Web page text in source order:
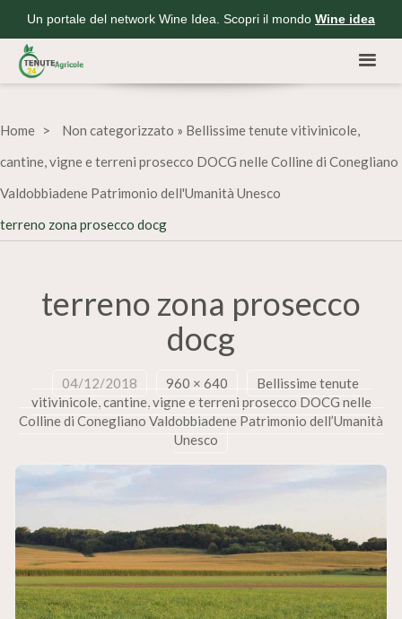
Un portale del network Wine Idea. Scopri il mondo Wine idea
Home Non categorizzato » Bellissime tenute vitivinicole,
cantine, vigne e terreni prosecco DOCG nelle Colline di Conegliano
Valdobbiadene Patrimonio dell'Umanità Unesco
terreno zona prosecco docg
terreno zona prosecco
docg
04/12/2018 960 × 640
Bellissime tenute
vitivinicole, cantine, vigne e terreni prosecco DOCG nelle
Colline di Conegliano Valdobbiadene Patrimonio dell’Umanità
Unesco